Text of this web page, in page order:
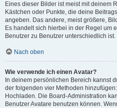
Eines dieser Bilder ist meist mit deinem
Kästchen oder Punkte, die deine
angeben. Das andere, meist größere,
Es handelt sich hierbei in der Regel um
Benutzer zu Benutzer unterschiedlich ist.
Nach oben
Wie verwende ich einen Avatar?
In deinem persönlichen Bereich kannst
der folgenden vier Methoden
Hochladen. Die Board-Administration
Benutzer Avatare benutzen können.